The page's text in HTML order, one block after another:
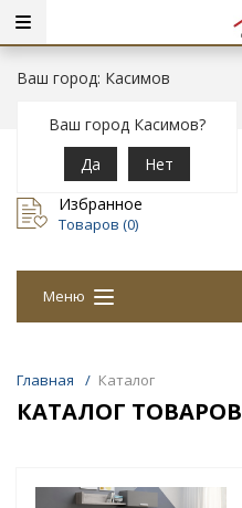
Ваш город: Касимов
Ваш город Касимов?
Да
Нет
Избранное
Товаров (0)
Меню
Главная / Каталог
КАТАЛОГ ТОВАРОВ